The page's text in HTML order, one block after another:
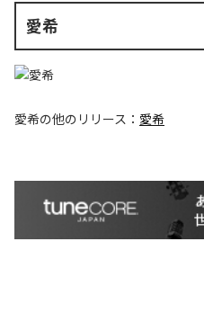
愛希
愛希の他のリリース： 愛希